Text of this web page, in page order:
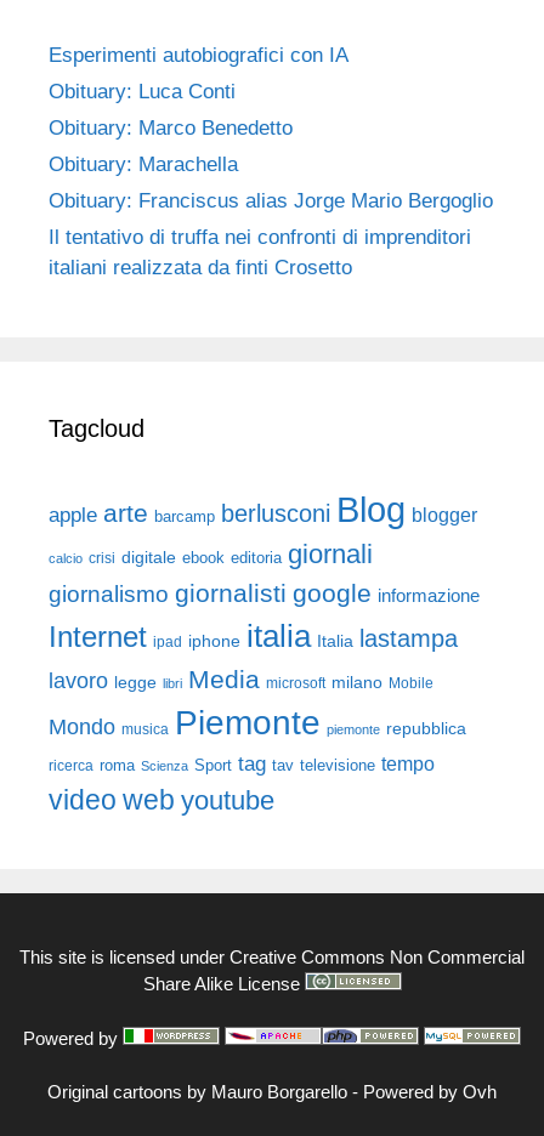
Esperimenti autobiografici con IA
Obituary: Luca Conti
Obituary: Marco Benedetto
Obituary: Marachella
Obituary: Franciscus alias Jorge Mario Bergoglio
Il tentativo di truffa nei confronti di imprenditori
italiani realizzata da finti Crosetto
Tagcloud
apple arte barcamp berlusconi Blog blogger
calcio crisi digitale ebook editoria giornali
giornalismo giornalisti google informazione
Internet ipad iphone italia Italia lastampa
lavoro legge libri Media microsoft milano Mobile
Mondo musica Piemonte piemonte repubblica
ricerca roma Scienza Sport tag tav televisione tempo
video web youtube
This site is licensed under Creative Commons Non Commercial
Share Alike License
Powered by
Original cartoons by Mauro Borgarello - Powered by Ovh